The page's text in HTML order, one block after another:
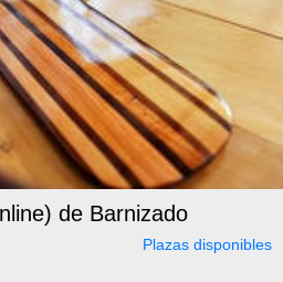
de Barnizado
Plazas disponibles